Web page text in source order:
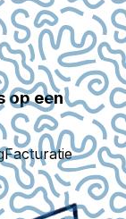
op een
Facturatie